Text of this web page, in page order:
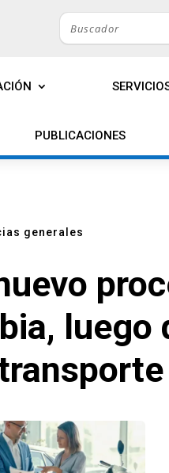
PUBLICACIONES
generales
luego